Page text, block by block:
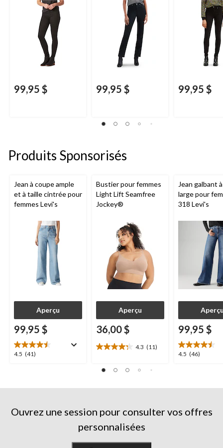
99,95 $ 99,95 $ 99,95 $
Produits Sponsorisés
Jean à coupe ample
et à taille cintrée pour
femmes Levi's
Aperçu
99,95 $
4.5 (41)
4.5
Bustier pour femmes
Light Lift Seamfree
Jockey®
Aperçu
36,00 $
4.3 (11)
4.3
sur
11
Jean galbant
large pour
318 Levi's
99,95 $
4.5 (46)
4.5
Ouvrez une session pour consulter vos offres
personnalisées